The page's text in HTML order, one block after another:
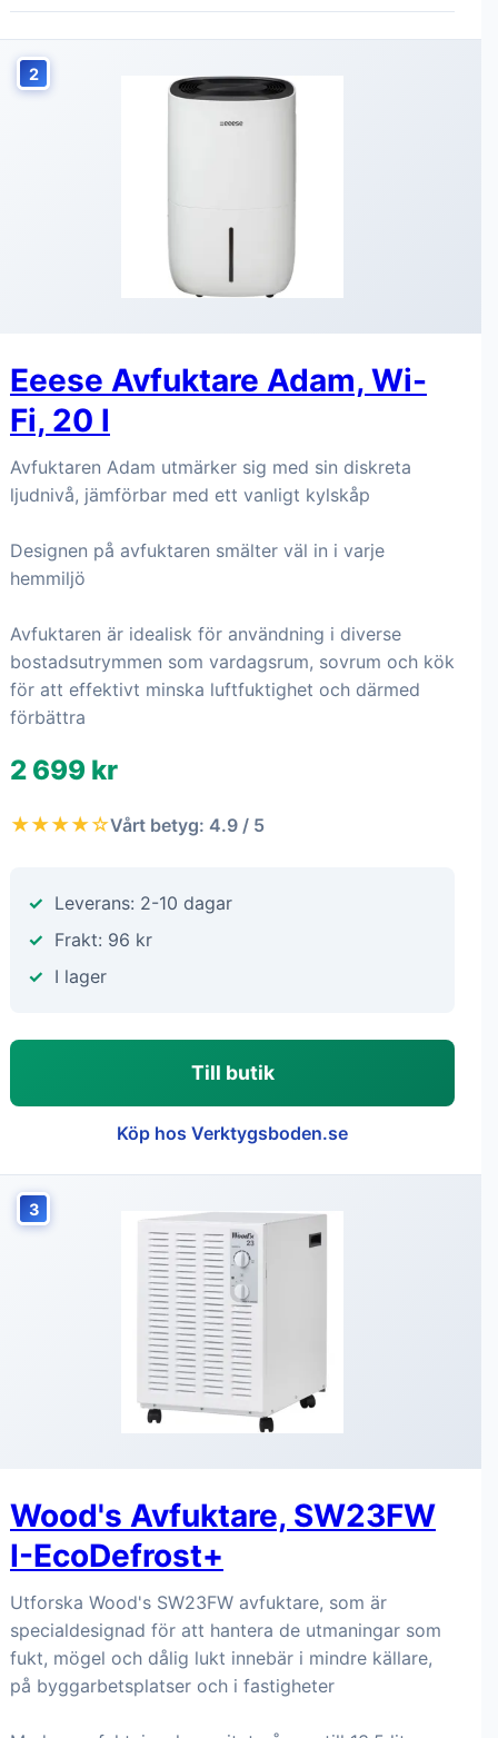
2
Eeese Avfuktare Adam, Wi-
Fi, 20 l
Avfuktaren Adam utmärker sig med sin diskreta
ljudnivå, jämförbar med ett vanligt kylskåp
Designen på avfuktaren smälter väl in i varje
hemmiljö
Avfuktaren är idealisk för användning i diverse
bostadsutrymmen som vardagsrum, sovrum och kök
för att effektivt minska luftfuktighet och därmed
förbättra
2 699 kr
★★★★☆Vårt betyg: 4.9 / 5
Leverans: 2-10 dagar
Frakt: 96 kr
I lager
Till butik
Köp hos Verktygsboden.se
3
Wood's Avfuktare, SW23FW
I-EcoDefrost+
Utforska Wood's SW23FW avfuktare, som är
specialdesignad för att hantera de utmaningar som
fukt, mögel och dålig lukt innebär i mindre källare,
på byggarbetsplatser och i fastigheter